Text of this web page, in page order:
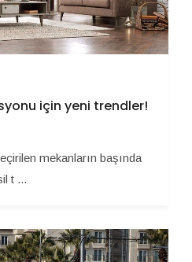
için yeni trendler!
mekanların başında
t ...